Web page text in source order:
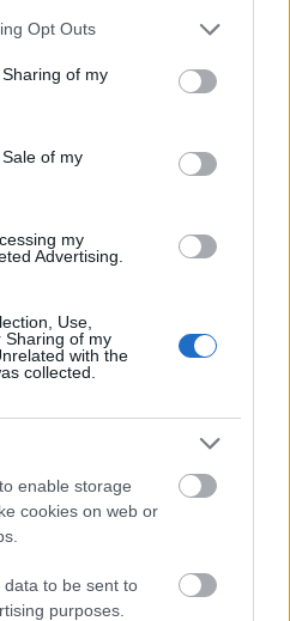
app uses one or more Google
behaviour. You may click to
and its third-party tags to
purposes in below Google
Opt Outs
of my
of my
my
Advertising.
Use,
Sharing of my
with the
collected.
enable storage
cookies on web or
to be sent to
purposes.
lenni és fával
ott tudja tölteni az
október közepén tért
tapasztalatokat
során második
és
egyedül sikerült
legmagasabb
magas nepáli Manaslu
Már a megközelítés is
bambuszerdőkkel,
legelőkkel és kristálytiszta
felett már absztraktabb,
mutatja a vidék. A
folyamatos
a
gyönyörű idővel
élményt jelentett